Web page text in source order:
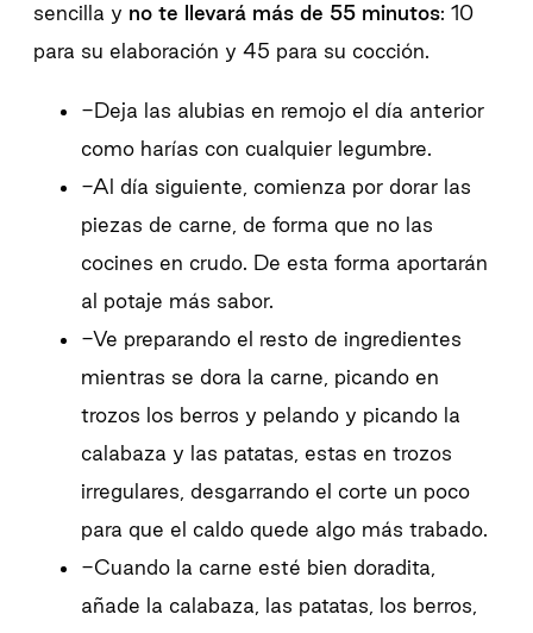
sencilla y no te llevará más de 55 minutos: 10
para su elaboración y 45 para su cocción.
-Deja las alubias en remojo el día anterior
como harías con cualquier legumbre.
-Al día siguiente, comienza por dorar las
piezas de carne, de forma que no las
cocines en crudo. De esta forma aportarán
al potaje más sabor.
-Ve preparando el resto de ingredientes
mientras se dora la carne, picando en
trozos los berros y pelando y picando la
calabaza y las patatas, estas en trozos
irregulares, desgarrando el corte un poco
para que el caldo quede algo más trabado.
-Cuando la carne esté bien doradita,
añade la calabaza, las patatas, los berros,